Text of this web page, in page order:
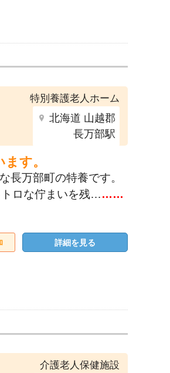
特別養護老人ホーム
北海道 山越郡
長万部駅
す。
長万部町の特養です。
トロな佇まいを残………
詳細を見る
介護老人保健施設